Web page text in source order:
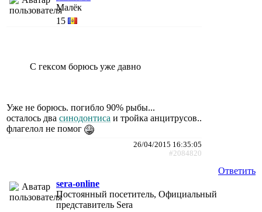
Малёк
15
С гексом борюсь уже давно
Уже не борюсь. погибло 90% рыбы...
осталось два синодонтиса и тройка анцитрусов..
флагелол не помог
26/04/2015 16:35:05
#2084820
Ответить
sera-online
Постоянный посетитель, Официальный
представитель Sera